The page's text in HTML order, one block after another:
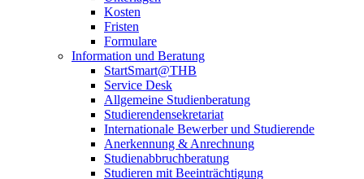
Kosten
Fristen
Formulare
Information und Beratung
StartSmart@THB
Service Desk
Allgemeine Studienberatung
Studierendensekretariat
Internationale Bewerber und Studierende
Anerkennung & Anrechnung
Studienabbruchberatung
Studieren mit Beeinträchtigung